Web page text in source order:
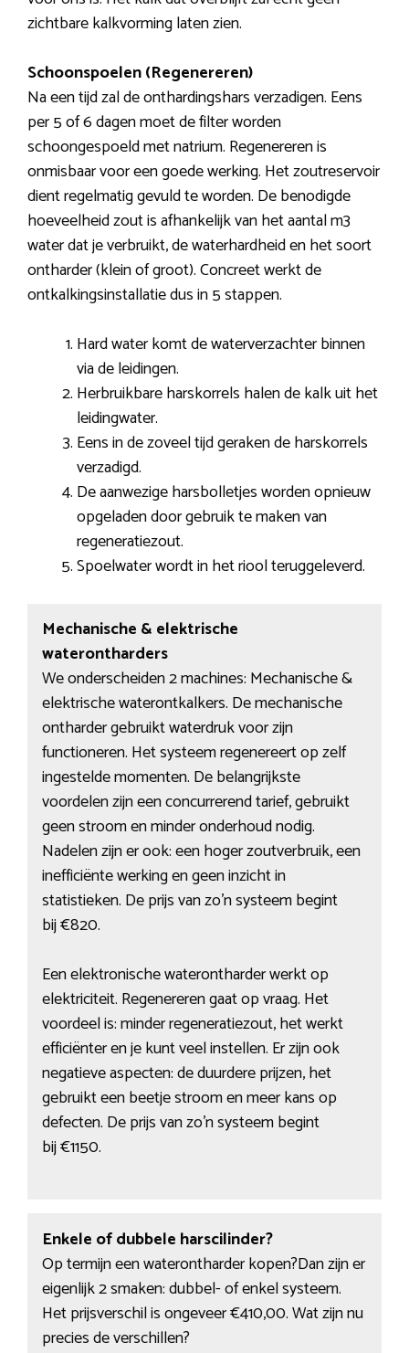
zichtbare kalkvorming laten zien.
Schoonspoelen (Regenereren)
Na een tijd zal de onthardingshars verzadigen. Eens
per 5 of 6 dagen moet de filter worden
schoongespoeld met natrium. Regenereren is
onmisbaar voor een goede werking. Het zoutreservoir
dient regelmatig gevuld te worden. De benodigde
hoeveelheid zout is afhankelijk van het aantal m3
water dat je verbruikt, de waterhardheid en het soort
ontharder (klein of groot). Concreet werkt de
ontkalkingsinstallatie dus in 5 stappen.
Hard water komt de waterverzachter binnen
via de leidingen.
Herbruikbare harskorrels halen de kalk uit het
leidingwater.
Eens in de zoveel tijd geraken de harskorrels
verzadigd.
De aanwezige harsbolletjes worden opnieuw
opgeladen door gebruik te maken van
regeneratiezout.
Spoelwater wordt in het riool teruggeleverd.
Mechanische & elektrische
waterontharders
We onderscheiden 2 machines: Mechanische &
elektrische waterontkalkers. De mechanische
ontharder gebruikt waterdruk voor zijn
functioneren. Het systeem regenereert op zelf
ingestelde momenten. De belangrijkste
voordelen zijn een concurrerend tarief, gebruikt
geen stroom en minder onderhoud nodig.
Nadelen zijn er ook: een hoger zoutverbruik, een
inefficiënte werking en geen inzicht in
statistieken. De prijs van zo’n systeem begint
bij €820.
Een elektronische waterontharder werkt op
elektriciteit. Regenereren gaat op vraag. Het
voordeel is: minder regeneratiezout, het werkt
efficiënter en je kunt veel instellen. Er zijn ook
negatieve aspecten: de duurdere prijzen, het
gebruikt een beetje stroom en meer kans op
defecten. De prijs van zo’n systeem begint
bij €1150.
Enkele of dubbele harscilinder?
Op termijn een waterontharder kopen?Dan zijn er
eigenlijk 2 smaken: dubbel- of enkel systeem.
Het prijsverschil is ongeveer €410,00. Wat zijn nu
precies de verschillen?